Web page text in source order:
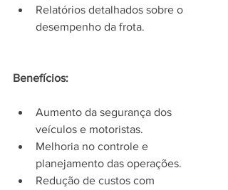
Relatórios detalhados sobre o
desempenho da frota.
Benefícios:
Aumento da segurança dos
veículos e motoristas.
Melhoria no controle e
planejamento das operações.
Redução de custos com